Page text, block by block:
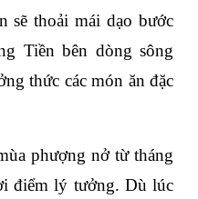
sẽ thoải mái dạo bước
Tiền bên dòng sông
thức các món ăn đặc
phượng nở từ tháng
điểm lý tưởng. Dù lúc